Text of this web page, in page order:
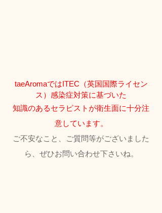
taeAromaではITEC（英国国際ライセン
ス）感染症対策に基づいた
知識のあるセラピストが衛生面に十分注
意しています。
ご不安なこと、ご質問等がございました
ら、ぜひお問い合わせ下さいね。